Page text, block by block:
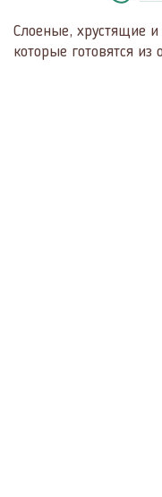
Слоеные, хрустящие
которые готовятся